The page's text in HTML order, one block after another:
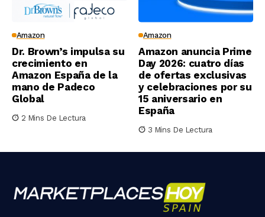
Amazon
Dr. Brown’s impulsa su
crecimiento en
Amazon España de la
mano de Padeco
Global
2 Mins De Lectura
Amazon
Amazon anuncia Prime
Day 2026: cuatro días
de ofertas exclusivas
y celebraciones por su
15 aniversario en
España
3 Mins De Lectura